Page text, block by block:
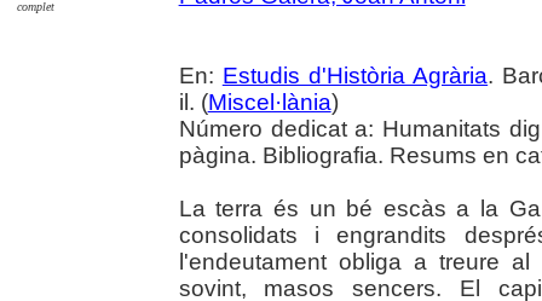
complet
En: Estudis d'Història Agrària.
il. (Miscel·lània)
Número dedicat a: Humanitats
pàgina. Bibliografia. Resums en
La terra és un bé escàs a la
consolidats i engrandits
l'endeutament obliga a treure
sovint, masos sencers. El